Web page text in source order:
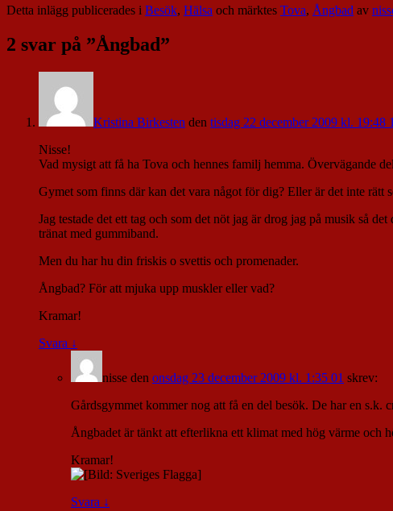
Detta inlägg publicerades i Besök, Hälsa och märktes Tova, Ångbad av
2 svar på ”Ångbad”
Kristina Birkesten den tisdag 22 december 2009 kl. 19:48
Nisse!
Vad mysigt att få ha Tova och hennes familj hemma. Övervägande
Gymet som finns där kan det vara något för dig? Eller är det inte rätt
Jag testade det ett tag och som det nöt jag är drog jag på musik så
tränat med gummiband.
Men du har hu din friskis o svettis och promenader.
Ångbad? För att mjuka upp muskler eller vad?
Kramar!
Svara ↓
nisse den onsdag 23 december 2009 kl. 1:35 01 skrev:
Gårdsgymmet kommer nog att få en del besök. De har en s.k.
Ångbadet är tänkt att efterlikna ett klimat med hög värme och
Kramar!
Svara ↓